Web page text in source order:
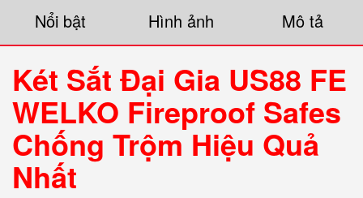
Nổi bật Hình ảnh Mô tả
Két Sắt Đại Gia US88 FE
WELKO Fireproof Safes
Chống Trộm Hiệu Quả
Nhất